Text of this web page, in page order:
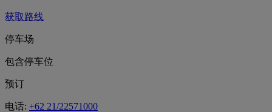
获取路线
停车场
包含停车位
预订
电话: +62 21/22571000